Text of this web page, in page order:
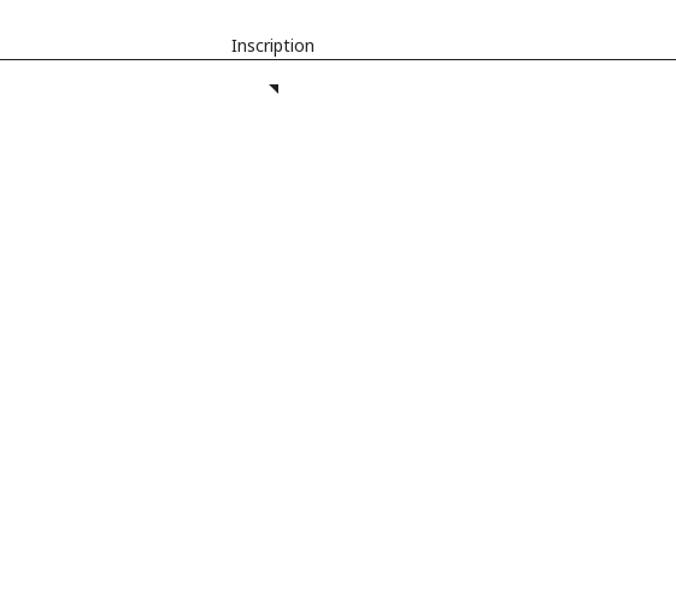
Inscription